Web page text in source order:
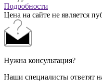
Подробности
Цена на сайте не является
Нужна консультация?
Наши специалисты ответят